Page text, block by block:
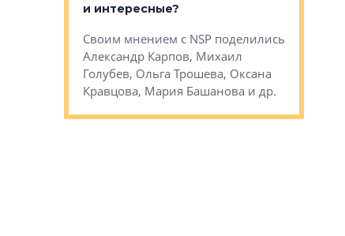
и интересные?
Своим мнением с NSP поделились
Александр Карпов, Михаил
Голубев, Ольга Трошева, Оксана
Кравцова, Мария Башанова и др.